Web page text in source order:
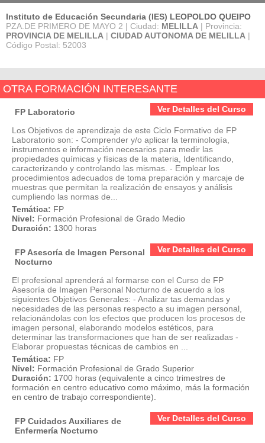
Instituto de Educación Secundaria (IES) LEOPOLDO QUEIPO
PZA.DE PRIMERO DE MAYO 2 | Ciudad: MELILLA | Provincia:
PROVINCIA DE MELILLA | CIUDAD AUTONOMA DE MELILLA |
Código Postal: 52003
OTRA FORMACIÓN INTERESANTE
Ver Detalles del Curso
FP Laboratorio
Los Objetivos de aprendizaje de este Ciclo Formativo de FP
Laboratorio son: - Comprender y/o aplicar la terminología,
instrumentos e información necesarios para medir las
propiedades químicas y físicas de la materia, Identificando,
caracterizando y controlando las mismas. - Emplear los
procedimientos adecuados de toma preparación y marcaje de
muestras que permitan la realización de ensayos y análisis
cumpliendo las normas de...
Temática: FP
Nivel: Formación Profesional de Grado Medio
Duración: 1300 horas
Ver Detalles del Curso
FP Asesoría de Imagen Personal
Nocturno
El profesional aprenderá al formarse con el Curso de FP
Asesoría de Imagen Personal Nocturno de acuerdo a los
siguientes Objetivos Generales: - Analizar tas demandas y
necesidades de las personas respecto a su imagen personal,
relacionándolas con los efectos que producen los procesos de
imagen personal, elaborando modelos estéticos, para
determinar las transformaciones que han de ser realizadas -
Elaborar propuestas técnicas de cambios en ...
Temática: FP
Nivel: Formación Profesional de Grado Superior
Duración: 1700 horas (equivalente a cinco trimestres de
formación en centro educativo como máximo, más la formación
en centro de trabajo correspondiente).
Ver Detalles del Curso
FP Cuidados Auxiliares de
Enfermería Nocturno